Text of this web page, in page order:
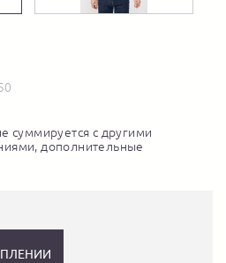
суммируется с другими
дополнительные